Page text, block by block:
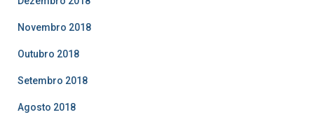
Novembro 2018
Outubro 2018
Setembro 2018
Agosto 2018